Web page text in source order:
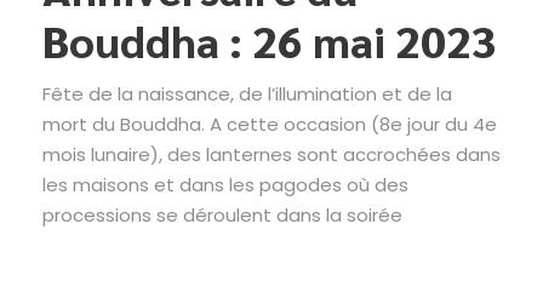
Bouddha : 26 mai 2023
Fête de la naissance, de l’illumination et de la
mort du Bouddha. A cette occasion (8e jour du 4e
mois lunaire), des lanternes sont accrochées dans
les maisons et dans les pagodes où des
processions se déroulent dans la soirée